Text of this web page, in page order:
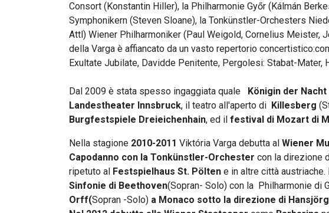
Consort (Konstantin Hiller), la Philharmonie Győr (Kálmán
Symphonikern (Steven Sloane), la Tonkünstler-Orchesters
Attl) Wiener Philharmoniker (Paul Weigold, Cornelius Meister,
della Varga è affiancato da un vasto repertorio
Exultate Jubilate, Davidde Penitente, Pergolesi: Stabat-Mater,
Dal 2009 è stata spesso ingaggiata quale Königin der Nacht
Landestheater Innsbruck, il teatro all'aperto di Killesberg
Burgfestspiele Dreieichenhain, ed il festival di Mozart di
Nella stagione 2010-2011 Viktória Varga debutta al Wiener
Capodanno con la Tonkünstler-Orchester con la direzione
ripetuto al Festspielhaus St. Pölten e in altre città
Sinfonie di Beethoven(Sopran- Solo) con la Philharmonie di
Orff(Sopran -Solo) a Monaco sotto la direzione di